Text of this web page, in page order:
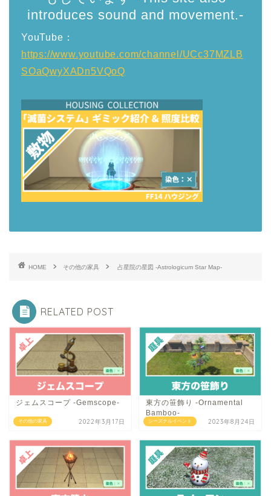
introduces sound and movement.-
YouTube：
https://www.youtube.com/channel/UCc37MZLB
SOaQwyXADn5VQoQ
HOME その他の家具 占星院の星図 -Astrologicum Star Map-
RELATED POST
その他の家具
ジェムスコープ -Gemscope-
2022年3月17日 シーズナルイベント
東方の笹飾り -Ornamental
Bamboo-
2023年8月24日